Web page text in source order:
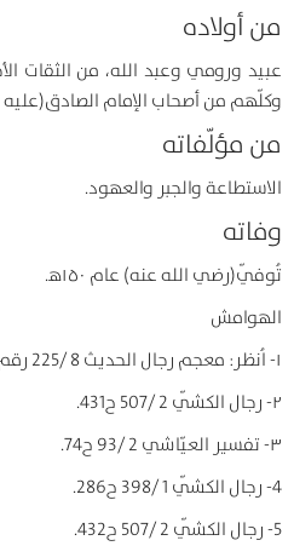
من أولاده
عبيد ورومي وعبد الله، من الثقات
وكلّهم من أصحاب الإمام الصادق(عليه
من مؤلّفاته
الاستطاعة والجبر والعهود.
وفاته
تُوفّي(رضي الله عنه) عام ۱۵۰ﻫ.
الهوامش
۱- اُنظر: معجم رجال الحديث 8 /225 رقم4671.
۲- رجال الكشّي 2 /507 ح431.
۳- تفسير العيّاشي 2 /93 ح74.
4- رجال الكشّي 1 /398 ح286.
5- رجال الكشّي 2 /507 ح432.